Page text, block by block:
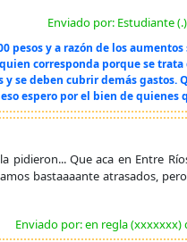
Enviado por: Estudiante
pesos y a razón de los
corresponda porque se
se deben cubrir demás gastos.
espero por el bien de quienes
pidieron... Que aca en Entre
bastaaaante atrasados,
Enviado por: en regla (xxxxxxx)